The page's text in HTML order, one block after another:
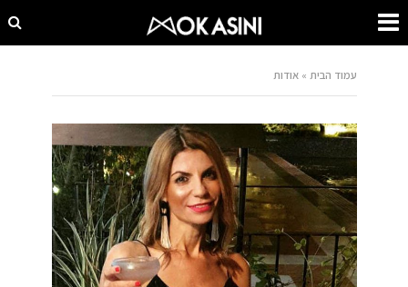
עמוד הבית »אודות